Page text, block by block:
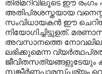
തിരിമറിവിലൂടെ ഈ
അതിപ്രശസ്തയായ
സംവിധായകൻ ഈ
നിയോഗിച്ചിട്ടുളത്.
അവസാനത്തെ
ലഭിക്കുമെന്ന
ജീവിതസത്യങ്ങളുടേയും
സങ്കീർണ്ണപാരസ്പര്യം